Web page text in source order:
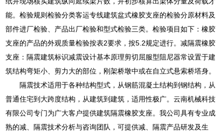
能。检验规则检验分类客运专线建筑盆式橡胶支座的检验分原材料及
部件进厂检验、产品出厂检验和型式检验三类。检验项目如下：橡胶
支座的产品的外观质量检验按表2要求，按5.2规定进行。减隔震橡胶
支座：隔震建筑标识减震设计基本原理剪切屈服型阻尼器常设置于建
筑结构弯矩小、剪力大的部位，刚架桥墩中或在自立式悬索桥塔身。
隔震技术适用于各种结构型式，从钢筋混凝土结构到钢结构，从
普通住宅到大跨度结构，从建筑到建筑，适用性极广。云南机械科技
有限公司专门为广大客户提供建筑隔震橡胶支座。我公司具有专业成
熟的减、隔震技术分析与咨询团队，可提供减、隔震产品研发及生